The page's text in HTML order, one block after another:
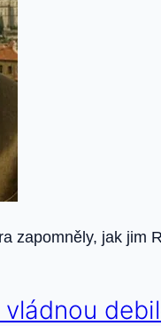
zapomněly, jak jim
vládnou